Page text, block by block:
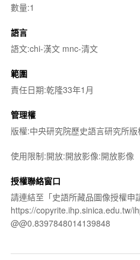
數量:1
語言
語文:chi-漢文 mnc-清文
範圍
責任日期:乾隆33年1月
管理權
版權:中央研究院歷史語言研究所版
使用限制:開放:開放影像:開放影像
授權聯絡窗口
請連結至「史語所藏品圖像授權申
https://copyrite.ihp.sinica.edu.tw/
@@0.8397848014139848